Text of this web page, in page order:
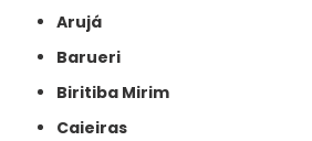
Arujá
Barueri
Biritiba Mirim
Caieiras